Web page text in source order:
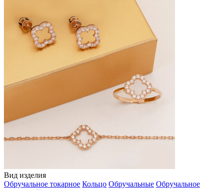
Вид изделия
Обручальное токарное Кольцо Обручальные Обручальное